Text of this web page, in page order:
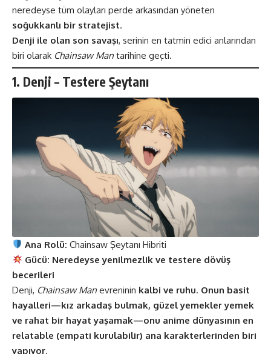
neredeyse tüm olayları perde arkasından yöneten
soğukkanlı bir stratejist.
Denji ile olan son savaşı, serinin en tatmin edici anlarından
biri olarak Chainsaw Man tarihine geçti.
1. Denji – Testere Şeytanı
Ana Rolü: Chainsaw Şeytanı Hibriti
Gücü: Neredeyse yenilmezlik ve testere dövüş
becerileri
Denji, Chainsaw Man evreninin kalbi ve ruhu. Onun basit
hayalleri—kız arkadaş bulmak, güzel yemekler yemek
ve rahat bir hayat yaşamak—onu anime dünyasının en
relatable (empati kurulabilir) ana karakterlerinden biri
yapıyor.